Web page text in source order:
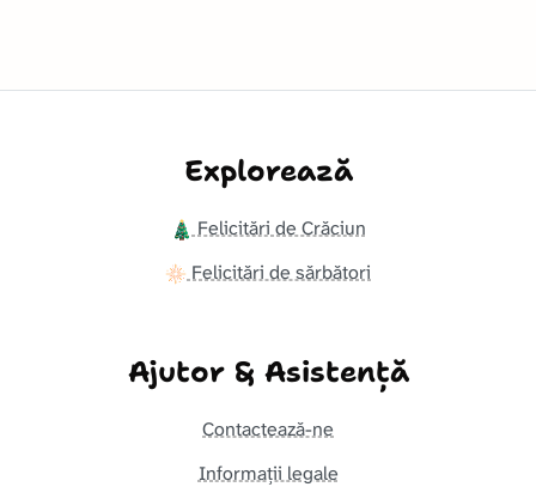
Explorează
Felicitări de Crăciun
Felicitări de sărbători
Ajutor & Asistență
Contactează-ne
Informații legale